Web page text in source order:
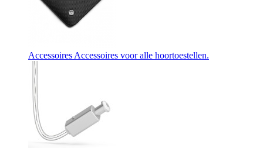
AccessoiresAccessoires voor alle hoortoestellen.